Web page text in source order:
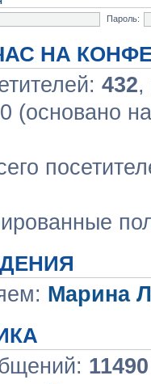
Пароль:
НА
432,
(основано
Марина
11490